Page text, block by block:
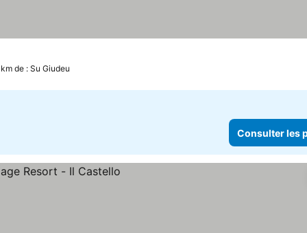
de : Su Giudeu
Consulter les